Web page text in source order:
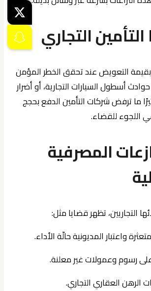
بقيمة التعويض عند تحقق الخطر المؤمن
أسطول السيارات التجارية، أو أضرار
ما ترفض شركات التأمين الدفع بحجج
اللجوء للقضاء.
المصرفية
التجاريين، تظهر قضايا مثل:
واعتبار المديونية حالّة الأداء.
رسوم وعمولات غير معلنة.
الرهن العقاري التجاري.